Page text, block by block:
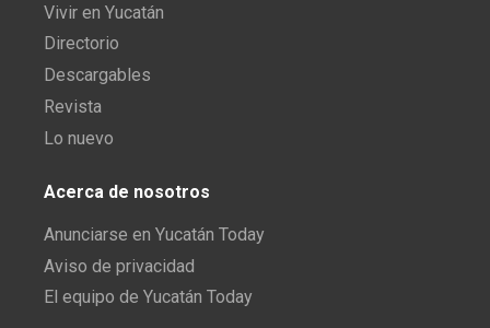
Vivir en Yucatán
Directorio
Descargables
Revista
Lo nuevo
Acerca de nosotros
Anunciarse en Yucatán Today
Aviso de privacidad
El equipo de Yucatán Today